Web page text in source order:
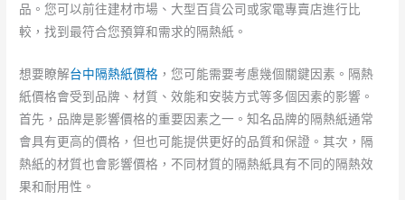
品。您可以前往建材市場、大型百貨公司或家電專賣店進行比
較，找到最符合您預算和需求的隔熱紙。
想要瞭解台中隔熱紙價格 ，您可能需要考慮幾個關鍵因素。隔熱
紙價格會受到品牌、材質、效能和安裝方式等多個因素的影響。
首先，品牌是影響價格的重要因素之一。知名品牌的隔熱紙通常
會具有更高的價格，但也可能提供更好的品質和保證。其次，隔
熱紙的材質也會影響價格，不同材質的隔熱紙具有不同的隔熱效
果和耐用性。